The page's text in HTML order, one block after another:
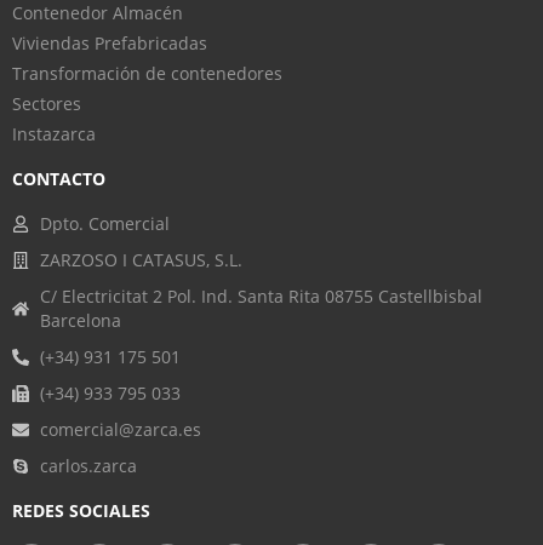
Contenedor Almacén
Viviendas Prefabricadas
Transformación de contenedores
Sectores
Instazarca
CONTACTO
Dpto. Comercial
ZARZOSO I CATASUS, S.L.
C/ Electricitat 2 Pol. Ind. Santa Rita 08755 Castellbisbal
Barcelona
(+34) 931 175 501
(+34) 933 795 033
comercial@zarca.es
carlos.zarca
REDES SOCIALES